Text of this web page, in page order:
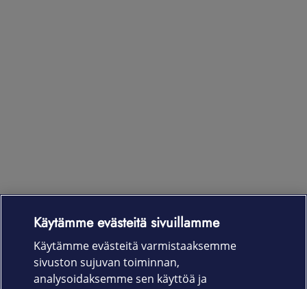
Laitteet & liittymät
Palvelut
Käytämme evästeitä sivuillamme
Käytämme evästeitä varmistaaksemme
sivuston sujuvan toiminnan,
analysoidaksemme sen käyttöä ja